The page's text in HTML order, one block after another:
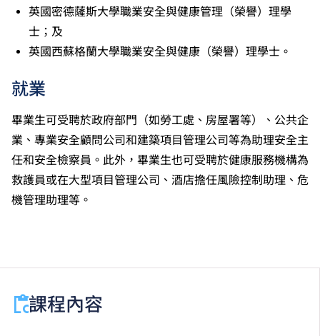
元二成績，於申請入學時只計算成績較佳的一個單元。
適用於持中專教育文憑／職專文憑（於2017/18學年或
以前入讀的學生須完成指定升學單元）的畢業生。
修畢職專國際文憑課程的學生，可按其BTEC及IGCSE
申請人所遞交的工作經驗及／或資歷，會經有關學系作
英國密德薩斯大學職業安全與健康管理（榮譽）理學
士；及
英國西蘇格蘭大學職業安全與健康（榮譽）理學士。
就業
畢業生可受聘於政府部門（如勞工處、房屋署等）、公共企
業、專業安全顧問公司和建築項目管理公司等為助理安全主
任和安全檢察員。此外，畢業生也可受聘於健康服務機構為
救護員或在大型項目管理公司、酒店擔任風險控制助理、危
機管理助理等。
課程內容